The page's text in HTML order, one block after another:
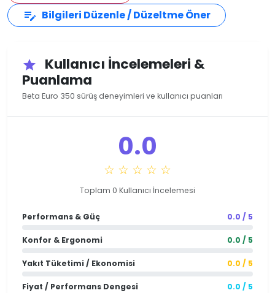
edit_note Bilgileri Düzenle / Düzeltme Öner
star
Kullanıcı İncelemeleri &
Puanlama
Beta Euro 350 sürüş deneyimleri ve kullanıcı puanları
0.0
☆ ☆ ☆ ☆ ☆
Toplam 0 Kullanıcı İncelemesi
Performans & Güç 0.0 / 5
Konfor & Ergonomi 0.0 / 5
Yakıt Tüketimi / Ekonomisi 0.0 / 5
Fiyat / Performans Dengesi 0.0 / 5